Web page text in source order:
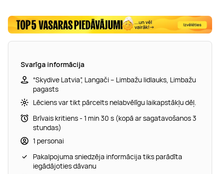
Svarīga informācija
“Skydive Latvia”, Langači – Limbažu lidlauks, Limbažu
pagasts
Lēciens var tikt pārcelts nelabvēlīgu laikapstākļu dēļ.
Brīvais kritiens - 1 min 30 s (kopā ar sagatavošanos 3
stundas)
1 personai
Pakalpojuma sniedzēja informācija tiks parādīta
iegādājoties dāvanu